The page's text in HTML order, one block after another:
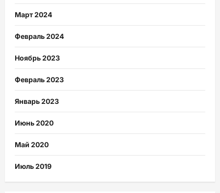
Март 2024
Февраль 2024
Ноябрь 2023
Февраль 2023
Январь 2023
Июнь 2020
Май 2020
Июль 2019